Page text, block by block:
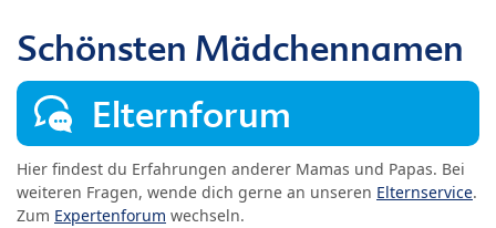
Schönsten Mädchennamen
Elternforum
Hier findest du Erfahrungen anderer Mamas und Papas. Bei
weiteren Fragen, wende dich gerne an unseren Elternservice.
Zum Expertenforum wechseln.